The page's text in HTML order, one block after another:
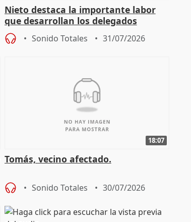
Nieto destaca la importante labor
que desarrollan los delegados
territoriales de la Junta
Sonido Totales 31/07/2026
18:07
Tomás, vecino afectado.
Sonido Totales 30/07/2026